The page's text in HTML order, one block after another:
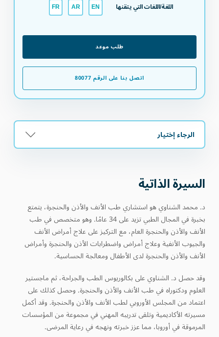
اللغة/اللغات التي يتقنها EN
AR
FR
طلب موعد
اتصل بنا على الرقم 80077
الرجاء إختيار
السيرة الذاتية
د. محمد الشناوي هو استشاري طب الأنف والأذن والحنجرة، يتمتع
بخبرة في المجال الطبي تزيد على 34 عامًا. وهو متخصص في طب
الأنف والأذن والحنجرة العام، مع التركيز على علاج أمراض الأنف
والجيوب الأنفية وعلاج أمراض واضطرابات الأذن والحنجرة وأمراض
الأنف والأذن والحنجرة لدى الأطفال ومعالجة الحساسية.
وقد حصل د. الشناوي على بكالوريوس الطب والجراحة، ثم ماجستير
العلوم ودكتوراه في طب الأنف والأذن والحنجرة. وحصل كذلك على
اعتماد من المجلس الأوروبي لطب الأنف والأذن والحنجرة. وقد أكمل
مسيرته الأكاديمية وتلقى تدريبه المهني في مجموعة من المؤسسات
المرموقة في أوروبا، مما عزز خبرته ونهجه في رعاية المرضى.